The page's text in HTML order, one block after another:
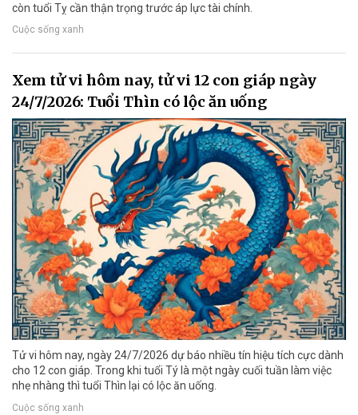
còn tuổi Tỵ cần thận trọng trước áp lực tài chính.
Cuộc sống xanh
Xem tử vi hôm nay, tử vi 12 con giáp ngày
24/7/2026: Tuổi Thìn có lộc ăn uống
Tử vi hôm nay, ngày 24/7/2026 dự báo nhiều tín hiệu tích cực dành
cho 12 con giáp. Trong khi tuổi Tý là một ngày cuối tuần làm việc
nhẹ nhàng thì tuổi Thìn lại có lộc ăn uống.
Cuộc sống xanh